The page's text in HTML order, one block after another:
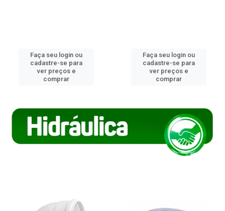
Faça seu login ou
cadastre-se para
ver preços e
comprar
Faça seu login ou
cadastre-se para
ver preços e
comprar